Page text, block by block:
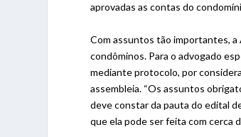
aprovadas as contas do
Com assuntos tão importantes, a
condôminos. Para o advogado
mediante protocolo, por
assembleia. “Os assuntos
deve constar da pauta do edital
que ela pode ser feita com cerca